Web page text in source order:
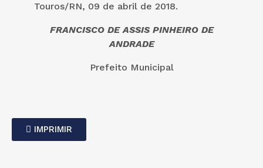
Touros/RN, 09 de abril de 2018.
FRANCISCO DE ASSIS PINHEIRO DE
ANDRADE
Prefeito Municipal
IMPRIMIR